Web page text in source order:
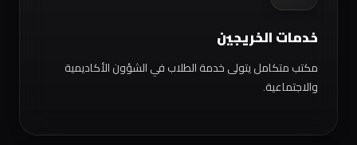
خدمات الخريجين
مكتب متكامل يتولى خدمة الطلاب في الشؤون الأكاديمية
والاجتماعية.